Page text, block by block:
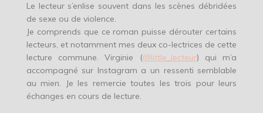
Le lecteur s’enlise souvent dans les scènes débridées
de sexe ou de violence.
Je comprends que ce roman puisse dérouter certains
lecteurs, et notamment mes deux co-lectrices de cette
lecture commune. Virginie (@little_lecteur) qui m’a
accompagné sur Instagram a un ressenti semblable
au mien. Je les remercie toutes les trois pour leurs
échanges en cours de lecture.